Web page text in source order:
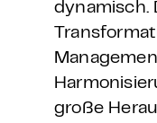
dynamisch.
große